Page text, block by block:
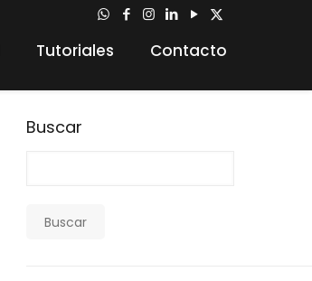
Tutoriales Contacto
Buscar
Buscar